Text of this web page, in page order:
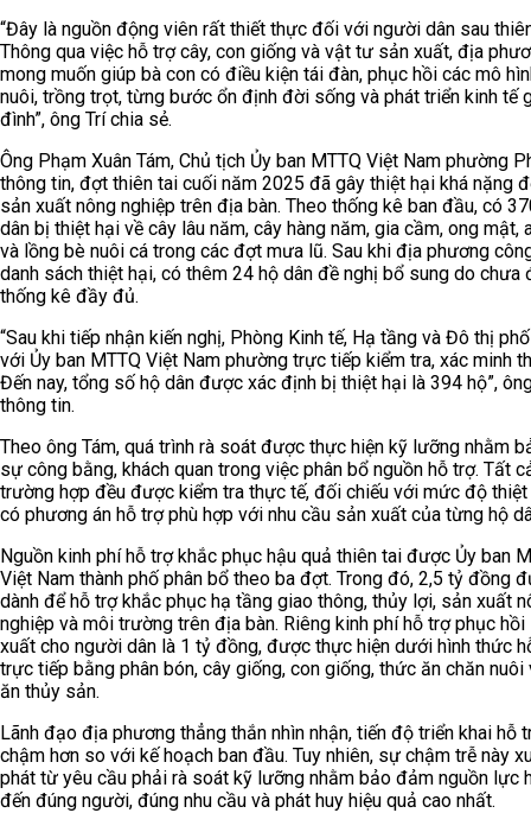
“Đây là nguồn động viên rất thiết thực đối với người dân sau
Thông qua việc hỗ trợ cây, con giống và vật tư sản xuất, địa
mong muốn giúp bà con có điều kiện tái đàn, phục hồi các mô
nuôi, trồng trọt, từng bước ổn định đời sống và phát triển kinh tế
đình”, ông Trí chia sẻ.
Ông Phạm Xuân Tám, Chủ tịch Ủy ban MTTQ Việt Nam phường
thông tin, đợt thiên tai cuối năm 2025 đã gây thiệt hại khá nặng
sản xuất nông nghiệp trên địa bàn. Theo thống kê ban đầu, có
dân bị thiệt hại về cây lâu năm, cây hàng năm, gia cầm, ong mật,
và lồng bè nuôi cá trong các đợt mưa lũ. Sau khi địa phương
danh sách thiệt hại, có thêm 24 hộ dân đề nghị bổ sung do chưa
thống kê đầy đủ.
“Sau khi tiếp nhận kiến nghị, Phòng Kinh tế, Hạ tầng và Đô thị
với Ủy ban MTTQ Việt Nam phường trực tiếp kiểm tra, xác minh
Đến nay, tổng số hộ dân được xác định bị thiệt hại là 394 hộ”,
thông tin.
Theo ông Tám, quá trình rà soát được thực hiện kỹ lưỡng nhằm
sự công bằng, khách quan trong việc phân bổ nguồn hỗ trợ. Tất
trường hợp đều được kiểm tra thực tế, đối chiếu với mức độ
có phương án hỗ trợ phù hợp với nhu cầu sản xuất của từng hộ
Nguồn kinh phí hỗ trợ khắc phục hậu quả thiên tai được Ủy ban
Việt Nam thành phố phân bổ theo ba đợt. Trong đó, 2,5 tỷ đồng
dành để hỗ trợ khắc phục hạ tầng giao thông, thủy lợi, sản xuất
nghiệp và môi trường trên địa bàn. Riêng kinh phí hỗ trợ phục hồi
xuất cho người dân là 1 tỷ đồng, được thực hiện dưới hình thức
trực tiếp bằng phân bón, cây giống, con giống, thức ăn chăn nuôi
ăn thủy sản.
Lãnh đạo địa phương thẳng thắn nhìn nhận, tiến độ triển khai hỗ
chậm hơn so với kế hoạch ban đầu. Tuy nhiên, sự chậm trễ này
phát từ yêu cầu phải rà soát kỹ lưỡng nhằm bảo đảm nguồn lực
đến đúng người, đúng nhu cầu và phát huy hiệu quả cao nhất.